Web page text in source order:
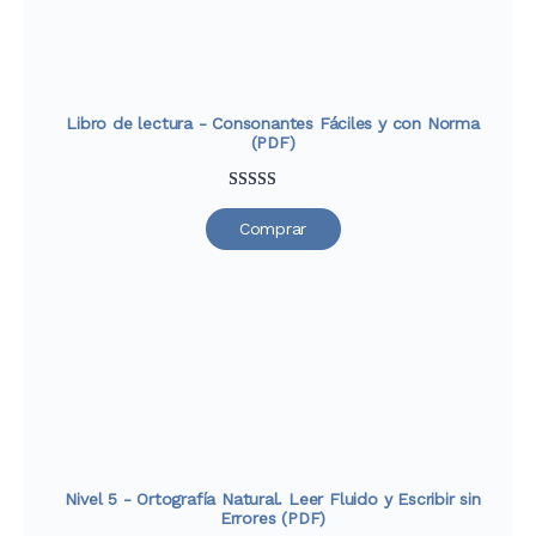
Libro de lectura - Consonantes Fáciles y con Norma
(PDF)
con4.76de
Comprar
Nivel 5 - Ortografía Natural. Leer Fluido y Escribir sin
Errores (PDF)